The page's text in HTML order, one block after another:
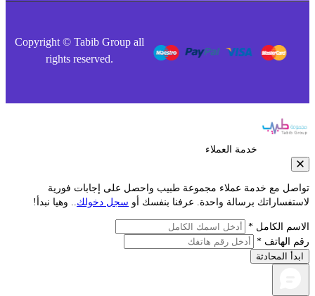
Copyright © Tabib Group all
rights reserved.
خدمة العملاء
مع خدمة عملاء مجموعة طبيب واحصل على إجابات فورية
برسالة واحدة. عرفنا بنفسك أوسجل دخولك.. وهيا نبدأ!
الكامل *
الهاتف *
المحادثة